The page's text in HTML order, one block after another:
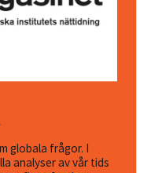
globala frågor. I
analyser av vår tids